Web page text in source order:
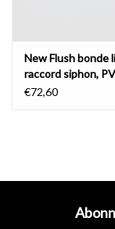
Marques
New Flush bonde
raccord siphon,
€72,60